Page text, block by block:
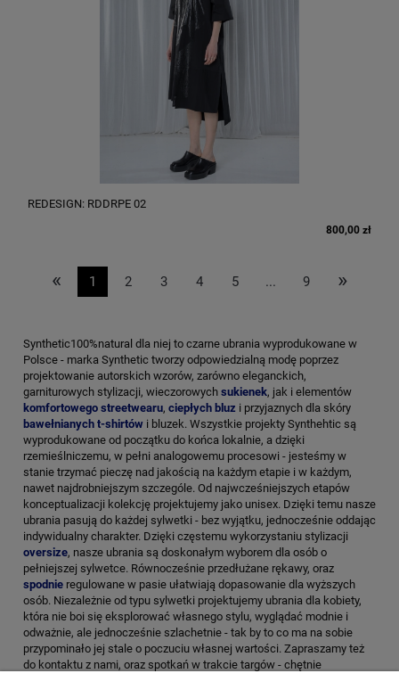
REDESIGN: RDDRPE 02
800,00 zł
« 1 2 3 4 5 ... 9 »
Synthetic100%natural dla niej to czarne ubrania wyprodukowane w
Polsce - marka Synthetic tworzy odpowiedzialną modę poprzez
projektowanie autorskich wzorów, zarówno eleganckich,
garniturowych stylizacji, wieczorowych sukienek, jak i elementów
komfortowego streetwearu, ciepłych bluz i przyjaznych dla skóry
bawełnianych t-shirtów i bluzek. Wszystkie projekty Synthehtic są
wyprodukowane od początku do końca lokalnie, a dzięki
rzemieślniczemu, w pełni analogowemu procesowi - jesteśmy w
stanie trzymać pieczę nad jakością na każdym etapie i w każdym,
nawet najdrobniejszym szczególe. Od najwcześniejszych etapów
konceptualizacji kolekcję projektujemy jako unisex. Dzięki temu nasze
ubrania pasują do każdej sylwetki - bez wyjątku, jednocześnie oddając
indywidualny charakter. Dzięki częstemu wykorzystaniu stylizacji
oversize, nasze ubrania są doskonałym wyborem dla osób o
pełniejszej sylwetce. Równocześnie przedłużane rękawy, oraz
spodnie regulowane w pasie ułatwiają dopasowanie dla wyższych
osób. Niezależnie od typu sylwetki projektujemy ubrania dla kobiety,
która nie boi się eksplorować własnego stylu, wyglądać modnie i
odważnie, ale jednocześnie szlachetnie - tak by to co ma na sobie
przypominało jej stale o poczuciu własnej wartości. Zapraszamy też
do kontaktu z nami, oraz spotkań w trakcie targów - chętnie